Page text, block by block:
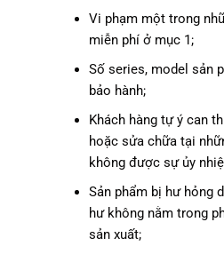
Vi phạm một trong
miễn phí ở mục 1;
Số series, model sản
bảo hành;
Khách hàng tự ý can
hoặc sửa chữa tại
không được sự ủy
Sản phẩm bị hư hỏng
hư không nằm trong
sản xuất;